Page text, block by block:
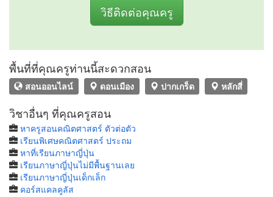
วิธีติดต่อคุณครู
พื้นที่ที่คุณครูท่านนี้สะดวกสอน
สอนออนไลน์ ดอนเมือง ปากเกร็ด หลักสี่
วิชาอื่นๆ ที่คุณครูสอน
หาครูสอนคณิตศาสตร์ ตัวต่อตัว
เรียนพิเศษคณิตศาสตร์ ประถม
หาที่เรียนภาษาญี่ปุ่น
เรียนภาษาญี่ปุ่นไม่มีพื้นฐานเลย
เรียนภาษาญี่ปุ่นเด็กเล็ก
คอร์สแคลคูลัส